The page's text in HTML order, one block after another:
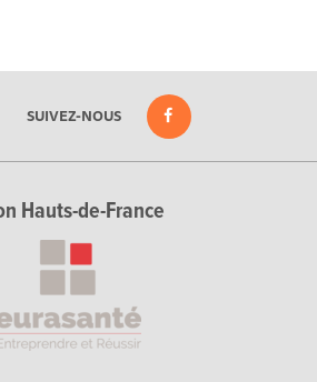
SUIVEZ-NOUS
Hauts-de-France